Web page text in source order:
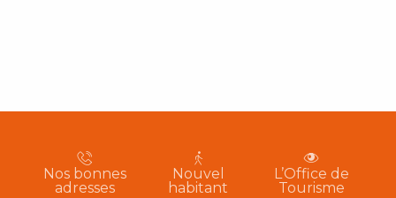
Nos bonnes
adresses
Nouvel
habitant
L’Office de
Tourisme